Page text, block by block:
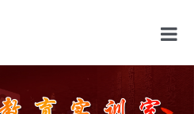
首页